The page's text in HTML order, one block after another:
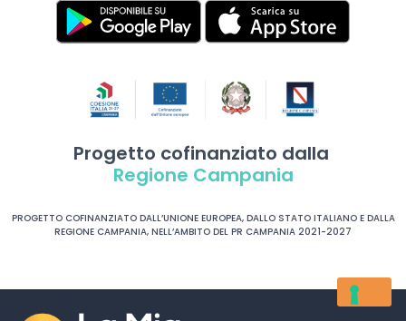
Progetto cofinanziato dalla
Regione Campania
PROGETTO COFINANZIATO DALL’UNIONE EUROPEA, DALLO STATO ITALIANO E DALLA
REGIONE CAMPANIA, NELL’AMBITO DEL PR CAMPANIA 2021-2027